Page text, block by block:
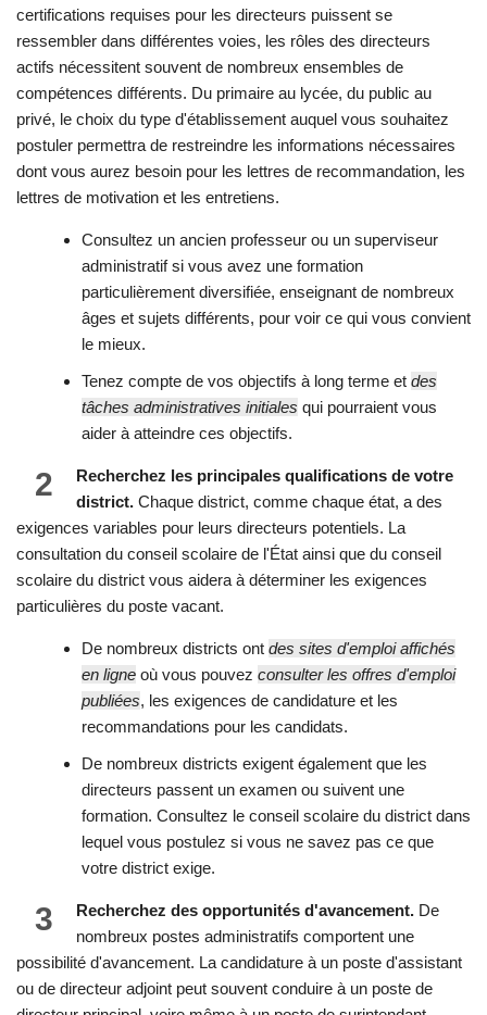
certifications requises pour les directeurs puissent se
ressembler dans différentes voies, les rôles des directeurs
actifs nécessitent souvent de nombreux ensembles de
compétences différents. Du primaire au lycée, du public au
privé, le choix du type d'établissement auquel vous souhaitez
postuler permettra de restreindre les informations nécessaires
dont vous aurez besoin pour les lettres de recommandation, les
lettres de motivation et les entretiens.
Consultez un ancien professeur ou un superviseur
administratif si vous avez une formation
particulièrement diversifiée, enseignant de nombreux
âges et sujets différents, pour voir ce qui vous convient
le mieux.
Tenez compte de vos objectifs à long terme et des
tâches administratives initiales qui pourraient vous
aider à atteindre ces objectifs.
2
Recherchez les principales qualifications de votre
district. Chaque district, comme chaque état, a des
exigences variables pour leurs directeurs potentiels. La
consultation du conseil scolaire de l'État ainsi que du conseil
scolaire du district vous aidera à déterminer les exigences
particulières du poste vacant.
De nombreux districts ont des sites d'emploi affichés
en ligne où vous pouvez consulter les offres d'emploi
publiées, les exigences de candidature et les
recommandations pour les candidats.
De nombreux districts exigent également que les
directeurs passent un examen ou suivent une
formation. Consultez le conseil scolaire du district dans
lequel vous postulez si vous ne savez pas ce que
votre district exige.
3 Recherchez des opportunités d'avancement. De
nombreux postes administratifs comportent une
possibilité d'avancement. La candidature à un poste d'assistant
ou de directeur adjoint peut souvent conduire à un poste de